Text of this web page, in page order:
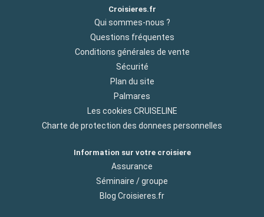
Croisieres.fr
Qui sommes-nous ?
Questions fréquentes
Conditions générales de vente
Sécurité
Plan du site
Palmares
Les cookies CRUISELINE
Charte de protection des donnees personnelles
Information sur votre croisiere
Assurance
Séminaire / groupe
Blog Croisieres.fr